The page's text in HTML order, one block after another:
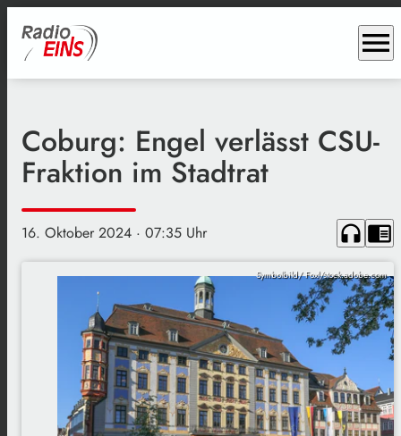
menu
Coburg: Engel verlässt CSU-
Fraktion im Stadtrat
16. Oktober 2024 · 07:35 Uhr headphones chrome_reader_mode
Symbolbild/ Foxl/stock.adobe.com